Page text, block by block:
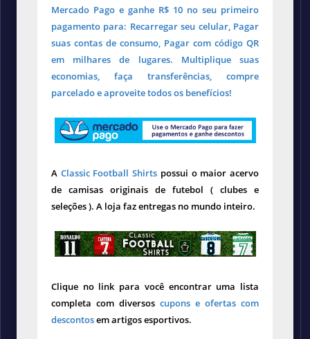
Mercado Pago e ganhe R$ 10 no seu primeiro
pagamento para: Recarregar seu celular, Pagar
suas contas de consumo, Pagar com código QR
em milhares de lugares. Multiplique suas
economias, faça transferências, compre
parcelado e aproveite todos os benefícios!
A Classic Football Shirts possui o maior acervo
de camisas originais de futebol ( clubes e
seleções ). A loja faz entregas no mundo inteiro.
Clique no link para você encontrar uma lista
completa com diversos cupons e ofertas com
descontosem artigos esportivos.